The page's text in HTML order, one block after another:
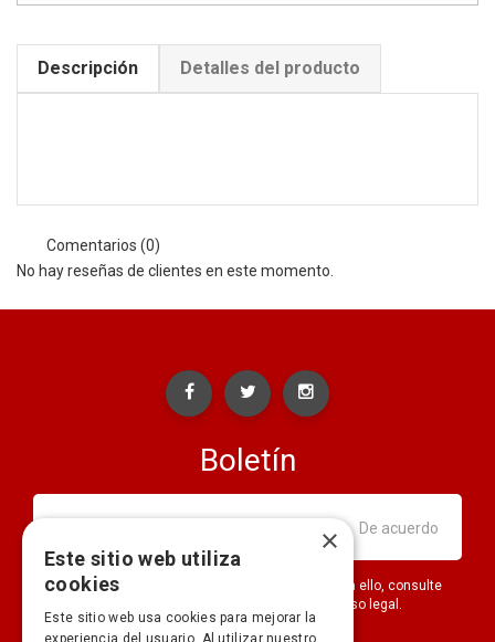
Descripción Detalles del producto
Comentarios (0)
No hay reseñas de clientes en este momento.
Boletín
Puede darse de baja en cualquier momento. Para ello, consulte
nuestra información de contacto en el aviso legal.
×
Este sitio web utiliza
cookies
Este sitio web usa cookies para mejorar la
experiencia del usuario. Al utilizar nuestro